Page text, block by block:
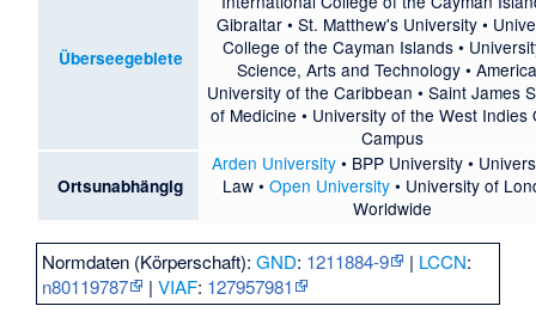
Überseegebiete
Gibraltar •St. Matthew's University •
College of the Cayman Islands•
Science, Arts and Technology •
University of the Caribbean •Saint James
of Medicine • University of the West Indies
Campus
Ortsunabhängig
Arden University • BPP University •
Law •Open University • University of
Worldwide
Normdaten (Körperschaft):GND: 1211884-9 | LCCN:
n80119787
|VIAF: 127957981